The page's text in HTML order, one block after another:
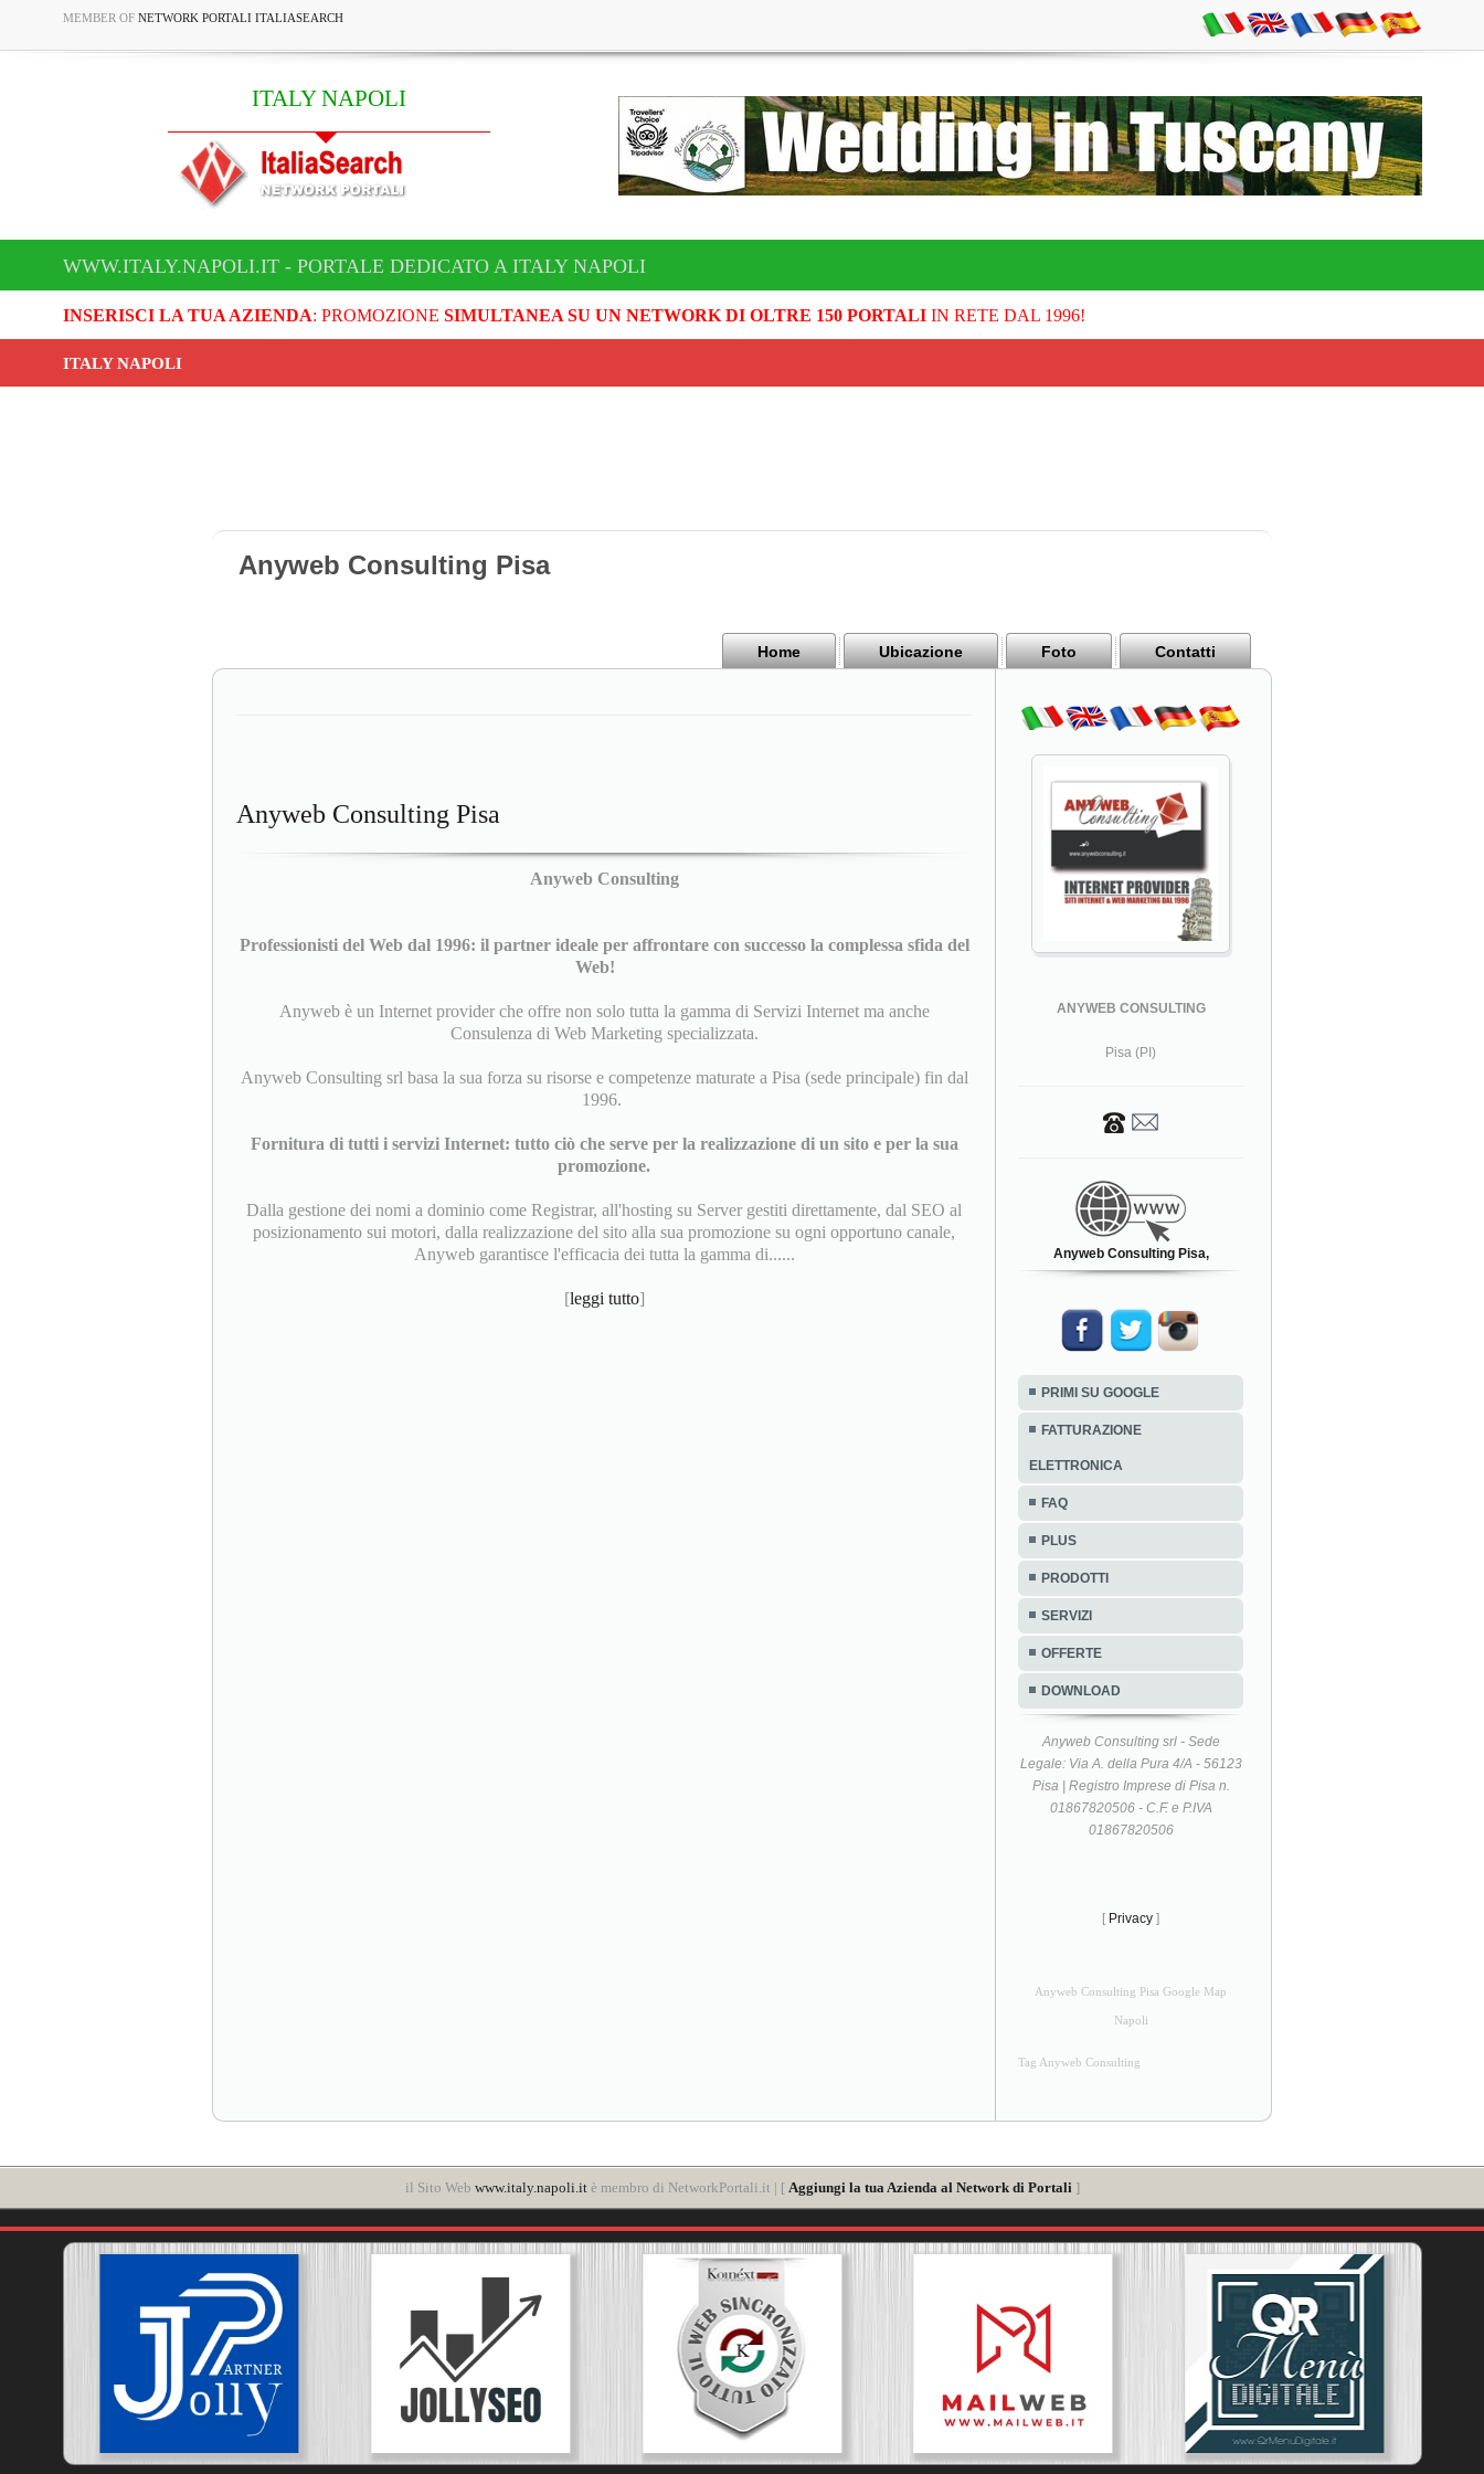
MEMBER OF NETWORK PORTALI ITALIASEARCH
ITALY NAPOLI
WWW.ITALY.NAPOLI.IT - PORTALE DEDICATO A ITALY NAPOLI
INSERISCI LA TUA AZIENDA: PROMOZIONE SIMULTANEA SU UN NETWORK DI OLTRE 150 PORTALIIN RETE DAL 1996!
ITALY NAPOLI
Anyweb Consulting Pisa
Home Ubicazione Foto Contatti
Anyweb Consulting Pisa
Anyweb Consulting
Professionisti del Web dal 1996: il partner ideale per affrontare con successo la complessa sfida del
Web!
Anyweb è un Internet provider che offre non solo tutta la gamma di Servizi Internet ma anche
Consulenza di Web Marketing specializzata.
Anyweb Consulting srl basa la sua forza su risorse e competenze maturate a Pisa (sede principale) fin dal
1996.
Fornitura di tutti i servizi Internet: tutto ciò che serve per la realizzazione di un sito e per la sua
promozione.
Dalla gestione dei nomi a dominio come Registrar, all'hosting su Server gestiti direttamente, dal SEO al
posizionamento sui motori, dalla realizzazione del sito alla sua promozione su ogni opportuno canale,
Anyweb garantisce l'efficacia dei tutta la gamma di......
[leggi tutto]
ANYWEB CONSULTING
Pisa (PI)
Anyweb Consulting Pisa,
PRIMI SU GOOGLE
FATTURAZIONE
ELETTRONICA
FAQ
PLUS
PRODOTTI
SERVIZI
OFFERTE
DOWNLOAD
Anyweb Consulting srl - Sede
Legale: Via A. della Pura 4/A - 56123
Pisa | Registro Imprese di Pisa n.
01867820506 - C.F. e P.IVA
01867820506
[ Privacy ]
Anyweb Consulting Pisa Google Map
Napoli
Tag Anyweb Consulting
il Sito Web www.italy.napoli.itè membro di NetworkPortali.it | [ Aggiungi la tua Azienda al Network di Portali ]